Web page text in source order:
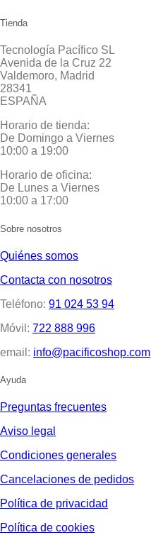
Tienda
Tecnología Pacífico SL
Avenida de la Cruz 22
Valdemoro, Madrid
28341
ESPAÑA
Horario de tienda:
De Domingo a Viernes
10:00 a 19:00
Horario de oficina:
De Lunes a Viernes
10:00 a 17:00
Sobre nosotros
Quiénes somos
Contacta con nosotros
Teléfono: 91 024 53 94
Móvil: 722 888 996
email: info@pacificoshop.com
Ayuda
Preguntas frecuentes
Aviso legal
Condiciones generales
Cancelaciones de pedidos
Política de privacidad
Política de cookies